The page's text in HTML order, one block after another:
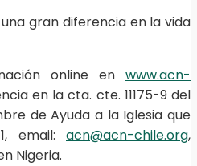
gran diferencia en la vida
online en www.acn-
en la cta. cte. 11175-9 del
de Ayuda a la Iglesia que
email: acn@acn-chile.org,
Nigeria.